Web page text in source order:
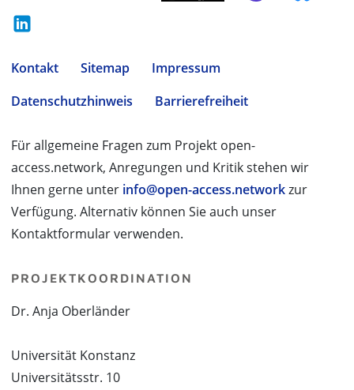
Kontakt Sitemap
Impressum
Datenschutzhinweis
Barrierefreiheit
Für allgemeine Fragen zum Projekt open-
access.network, Anregungen und Kritik stehen wir
Ihnen gerne unter info@open-access.networkzur
Verfügung. Alternativ können Sie auch unser
Kontaktformular verwenden.
PROJEKTKOORDINATION
Dr. Anja Oberländer
Universität Konstanz
Universitätsstr. 10